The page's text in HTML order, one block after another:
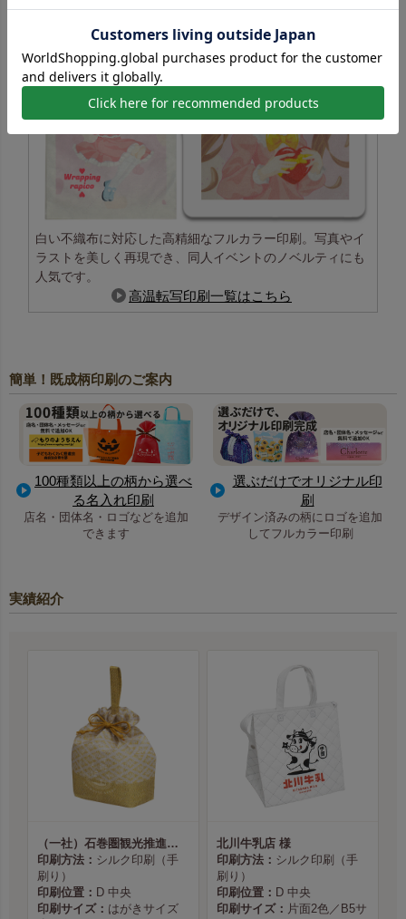
白い不織布に対応した高精細なフルカラー印刷。写真やイ
ラストを美しく再現でき、同人イベントのノベルティにも
人気です。
高温転写印刷一覧はこちら
簡単！既成柄印刷のご案内
100種類以上の柄から選べ
る名入れ印刷
店名・団体名・ロゴなどを追加
できます
選ぶだけでオリジナル印
刷
デザイン済みの柄にロゴを追加
してフルカラー印刷
実績紹介
（一社）石巻圏観光推進機構様
印刷方法： シルク印刷（手
刷り）
印刷位置： D 中央
印刷サイズ： はがきサイズ
北川牛乳店 様
印刷方法： シルク印刷（手
刷り）
印刷位置： D 中央
印刷サイズ： 片面2色／B5サ